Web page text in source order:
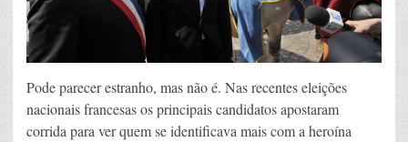
Pode parecer estranho, mas não é. Nas recentes eleições
nacionais francesas os principais candidatos apostaram
corrida para ver quem se identificava mais com a heroína